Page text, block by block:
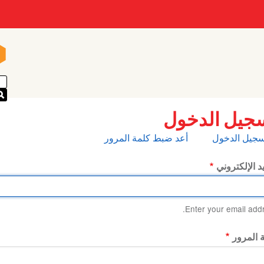
الدخول
الدخول أعد ضبط كلمة المرور
الإلكتروني
Enter your email
المرور